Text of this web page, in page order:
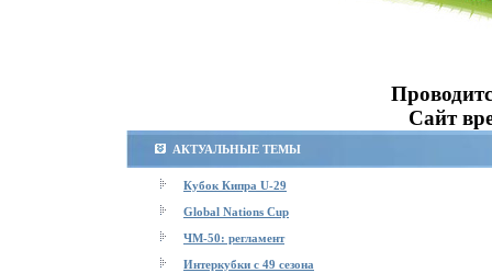
Сайт
АКТУАЛЬНЫЕ ТЕМЫ
Кубок Кипра U-29
Global Nations Cup
ЧМ-50: регламент
Интеркубки с 49 сезона